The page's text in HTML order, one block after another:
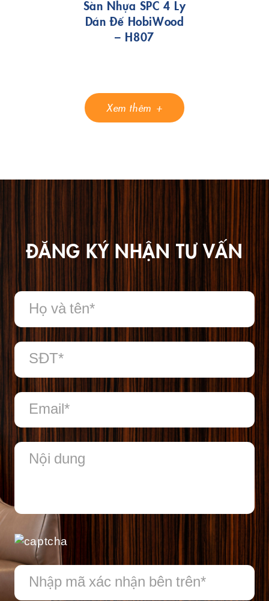
Sàn Nhựa SPC 4 Ly
Dán Đế HobiWood
– H807
Xem thêm
ĐĂNG KÝ NHẬN TƯ VẤN